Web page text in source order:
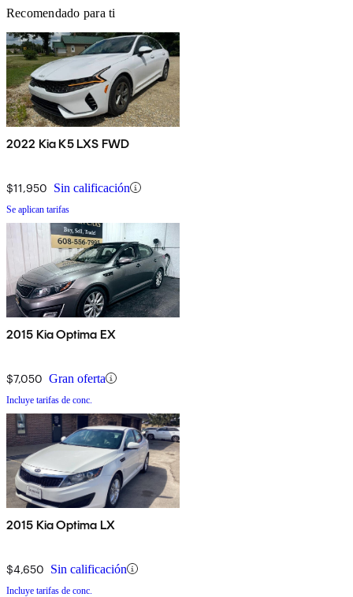
Recomendado para ti
2022 Kia K5 LXS FWD
$11,950 Sin calificación
Se aplican tarifas
2015 Kia Optima EX
$7,050 Gran oferta
Incluye tarifas de conc.
2015 Kia Optima LX
$4,650 Sin calificación
Incluye tarifas de conc.